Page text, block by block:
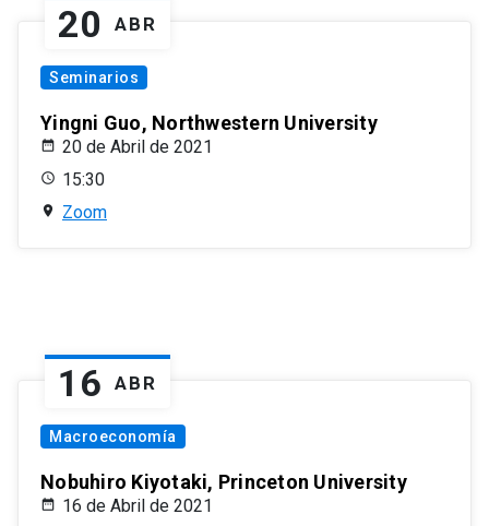
20 ABR
Seminarios
Yingni Guo, Northwestern University
20 de Abril de 2021
15:30
Zoom
16 ABR
Macroeconomía
Nobuhiro Kiyotaki, Princeton University
16 de Abril de 2021